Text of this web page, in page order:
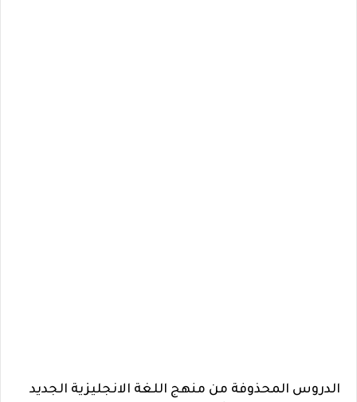
الدروس المحذوفة من منهج اللغة الانجليزية الجديد